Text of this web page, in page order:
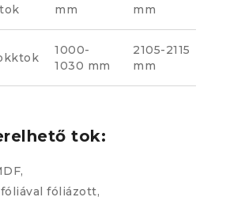
tok
mm
mm
1000-
1030 mm
2105-2115
mm
tok:
fóliázott,